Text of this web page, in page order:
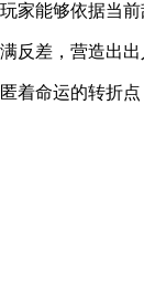
家能够依据当前
反差，营造出出
着命运的转折点